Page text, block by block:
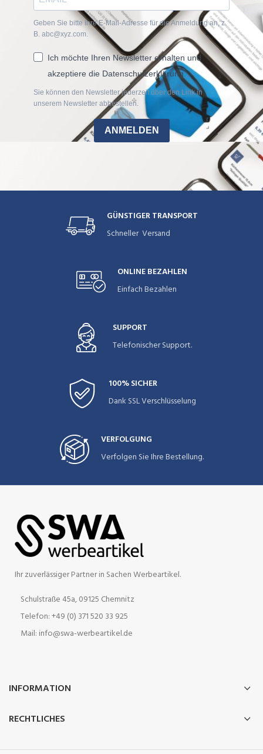
Geben Sie bitte Ihre E-Mail-Adresse für die Anmeldung an, z.
B. abc@xyz.com.
Ich möchte Ihren Newsletter erhalten und
akzeptiere die Datenschutzerklärung.
Sie können den Newsletter jederzeit über den Link in
unserem Newsletter abbestellen.
ANMELDEN
GÜNSTIGER TRANSPORT
Schneller Versand
ONLINE BEZAHLEN
Einfach Bezahlen
SUPPORT
Telefonischer Support.
100% SICHER
Dank SSL Verschlüsselung
VERFOLGUNG
Verfolgen Sie Ihre Bestellung.
Ihr zuverlässiger Partner in Sachen Werbeartikel.
Schulstraße 45a, 09125 Chemnitz
Telefon: +49 (0) 371 520 33 925
Mail: info@swa-werbeartikel.de
INFORMATION
RECHTLICHES